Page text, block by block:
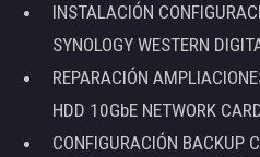
INSTALACIÓN
SYNOLOGY WESTERN
REPARACIÓN
HDD 10GbE NETWORK
CONFIGURACIÓN BACKUP